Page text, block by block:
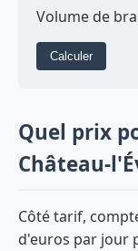
Volume de
Calculer
Quel prix
Château-
Côté tarif,
d'euros par jour